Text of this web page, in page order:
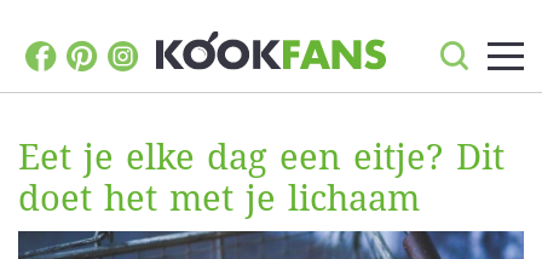
Eet je elke dag een eitje? Dit
doet het met je lichaam